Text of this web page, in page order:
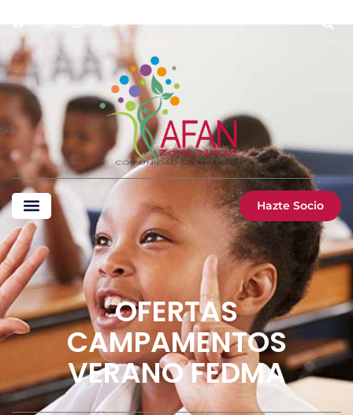
Hazte Socio
OFERTAS
CAMPAMENTOS
VERANO FEDMA